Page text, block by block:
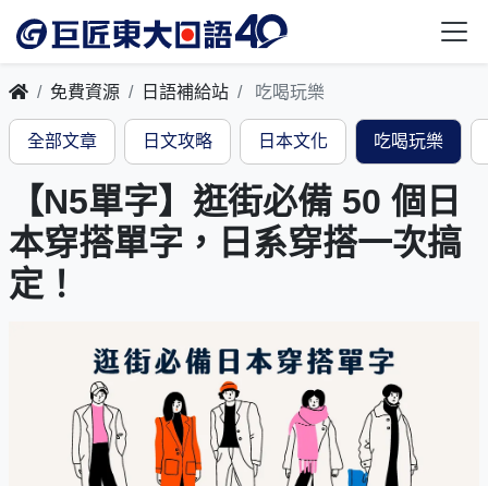
免費資源 日語補給站 吃喝玩樂
全部文章 日文攻略 日本文化 吃喝玩樂
【N5單字】逛街必備 50 個日
本穿搭單字，日系穿搭一次搞
定！